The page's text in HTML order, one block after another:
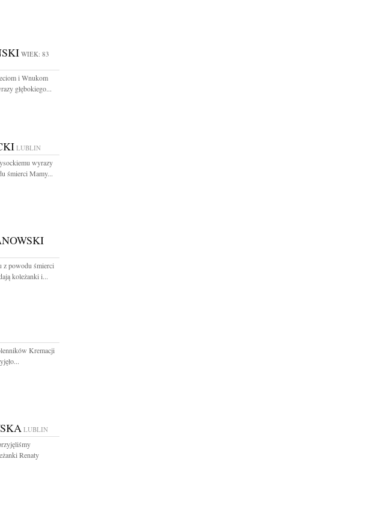
WIEK: 83
i Wnukom
głębokiego...
LUBLIN
wyrazy
śmierci Mamy...
z powodu śmierci
koleżanki i...
Kremacji
LUBLIN
Renaty